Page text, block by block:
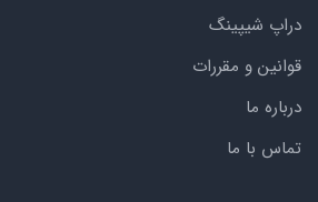
دراپ شیپینگ
قوانین و مقررات
درباره ما
تماس با ما